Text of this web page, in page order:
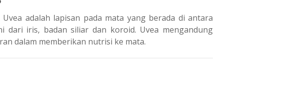
adalah lapisan pada mata yang berada di antara
dari iris, badan siliar dan koroid. Uvea mengandung
dalam memberikan nutrisi ke mata.